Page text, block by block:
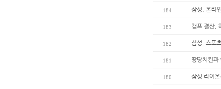
184 삼성, 온라
183 캠프 결산,
182 삼성, 스포
181 땅땅치킨과
180 삼성 라이